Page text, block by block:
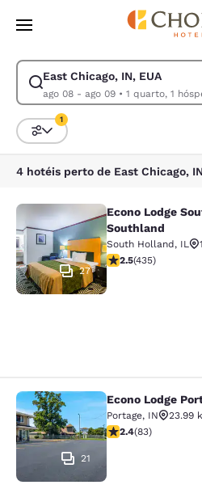
Pular Para Conteúdo Principal
East Chicago, IN, EUA
ago 08 - ago 09• 1 quarto, 1
Modificar pesquisa para East
Classificar e filtrar
1
Econo Lodge
27
Econo Lodge
Southland
South Holland, IL
classificação 2.47
2.5(435)
Econo Lodge
21
Econo Lodge
Portage, IN
23.99
classificação 2.35
2.4(83)